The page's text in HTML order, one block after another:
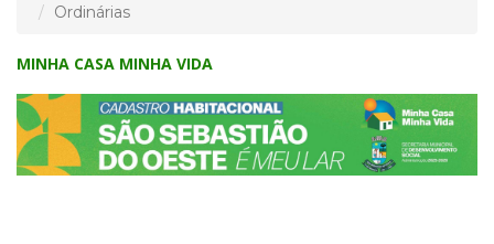
Ordinárias
MINHA CASA MINHA VIDA